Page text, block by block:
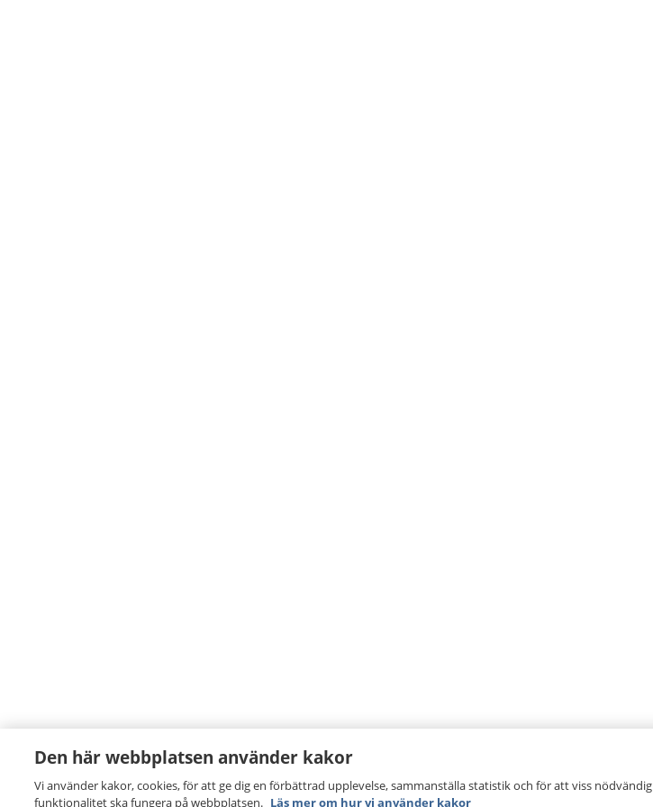
Den här webbplatsen använder kakor
Vi använder kakor, cookies, för att ge dig en förbättrad upplevelse, sammanställa statistik och för att viss nödvändig
funktionalitet ska fungera på webbplatsen. Läs mer om hur vi använder kakor